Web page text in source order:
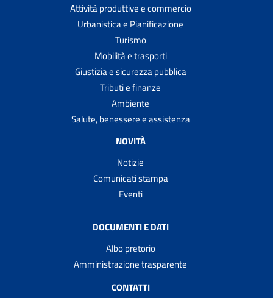
Attività produttive e commercio
Urbanistica e Pianificazione
Turismo
Mobilità e trasporti
Giustizia e sicurezza pubblica
Tributi e finanze
Ambiente
Salute, benessere e assistenza
NOVITÀ
Notizie
Comunicati stampa
Eventi
DOCUMENTI E DATI
Albo pretorio
Amministrazione trasparente
CONTATTI